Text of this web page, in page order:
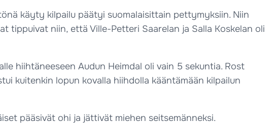
käyty kilpailu päätyi suomalaisittain pettymyksiin. Niin
tippuivat niin, että Ville-Petteri Saarelan ja Salla Koskelan oli
hiihtäneeseen Audun Heimdal oli vain 5 sekuntia. Rost
kuitenkin lopun kovalla hiihdolla kääntämään kilpailun
pääsivät ohi ja jättivät miehen seitsemänneksi.